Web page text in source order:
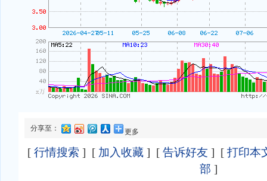
分享至： 更多
[ 行情搜索 ] [ 加入收藏 ] [ 告诉好友 ] [ 打印本
部 ]